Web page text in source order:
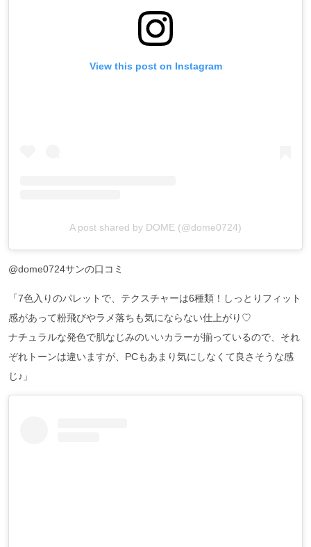
View this post on Instagram
A post shared by DOME (@dome0724)
@dome0724サンの口コミ
「7色入りのパレットで、テクスチャーは6種類！しっとりフィット
感があって粉飛びやラメ落ちも気にならない仕上がり♡
ナチュラルな発色で肌なじみのいいカラーが揃っているので、それ
ぞれトーンは違いますが、PCもあまり気にしなくて良さそうな感
じ♪」